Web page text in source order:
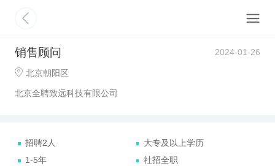
销售顾问 2024-01-26
北京朝阳区
北京全聘致远科技有限公司
招聘2人
大专及以上学历
1-5年
社招全职